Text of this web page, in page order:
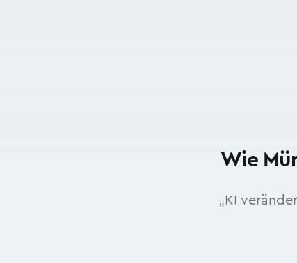
Wie
„KI